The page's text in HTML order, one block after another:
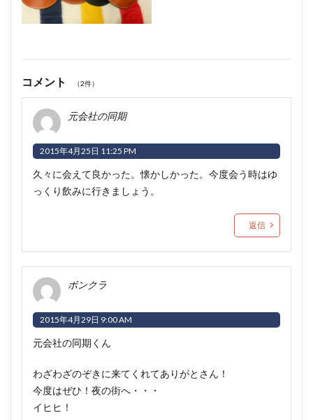
コメント （2件）
元会社の同期
2015年4月25日 11:25 PM
久々に会えて良かった。懐かしかった。今度会う時はゆ
っくり飲みに行きましょう。
返信
ボンクラ
2015年4月29日 9:00 AM
元会社の同期くん
わざわざのぞきに来てくれてありがとさん！
今度はぜひ！夜の街へ・・・
イヒヒ！